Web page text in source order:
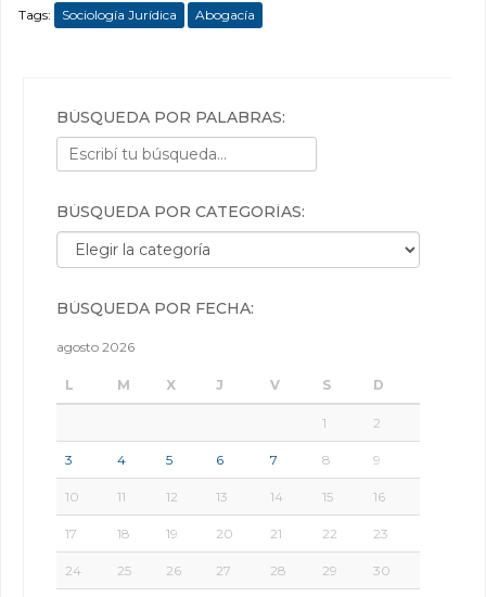
Tags: Sociología Jurídica Abogacía
BÚSQUEDA POR PALABRAS:
BÚSQUEDA POR CATEGORÍAS:
Búsqueda por categorías:
BÚSQUEDA POR FECHA:
agosto 2026
L M X J V S D
1 2
3 4 5 6 7 8 9
10 11 12 13 14 15 16
17 18 19 20 21 22 23
24 25 26 27 28 29 30